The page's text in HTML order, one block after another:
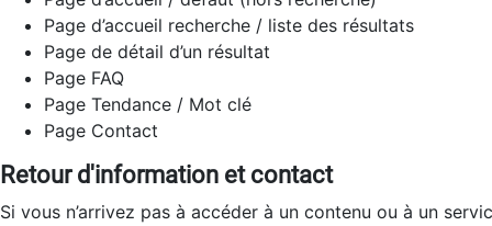
Page d’accueil recherche / liste des résultats
Page de détail d’un résultat
Page FAQ
Page Tendance / Mot clé
Page Contact
Retour d'information et contact
Si vous n’arrivez pas à accéder à un contenu ou à un